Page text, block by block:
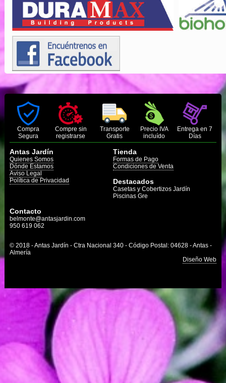
Compra
Segura
Compre sin
registrarse
Transporte
Gratis
Precio IVA
incluído
Entrega en 7
Días
Antas Jardín
Quienes Somos
Dónde Estamos
Aviso Legal
Política de Privacidad
Tienda
Formas de Pago
Condiciones de Venta
Destacados
Casetas y Cobertizos Jardín
Piscinas Gre
Contacto
belmonte@antasjardin.com
950 619 062
© 2018 - Antas Jardín - Ctra Nacional 340 - Código Postal: 04628 - Antas -
Almería
Diseño Web